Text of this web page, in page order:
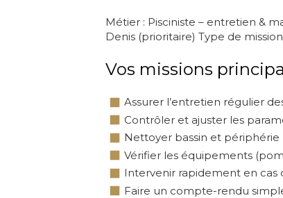
Métier : Pisciniste – entretien &
Denis (prioritaire) Type de
Vos missions
Assurer l’entretien régulier
Contrôler et ajuster les
Nettoyer bassin et périphérie
Vérifier les équipements
Intervenir rapidement en cas
Faire un compte-rendu